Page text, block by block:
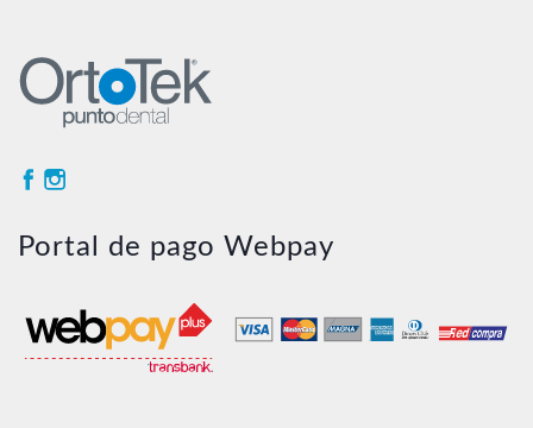
Portal de pago Webpay